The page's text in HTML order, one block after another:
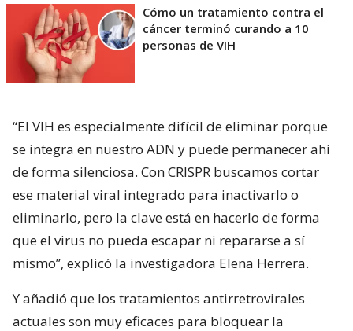
Cómo un tratamiento contra el
cáncer terminó curando a 10
personas de VIH
“El VIH es especialmente difícil de eliminar porque
se integra en nuestro ADN y puede permanecer ahí
de forma silenciosa. Con CRISPR buscamos cortar
ese material viral integrado para inactivarlo o
eliminarlo, pero la clave está en hacerlo de forma
que el virus no pueda escapar ni repararse a sí
mismo”, explicó la investigadora Elena Herrera.
Y añadió que los tratamientos antirretrovirales
actuales son muy eficaces para bloquear la